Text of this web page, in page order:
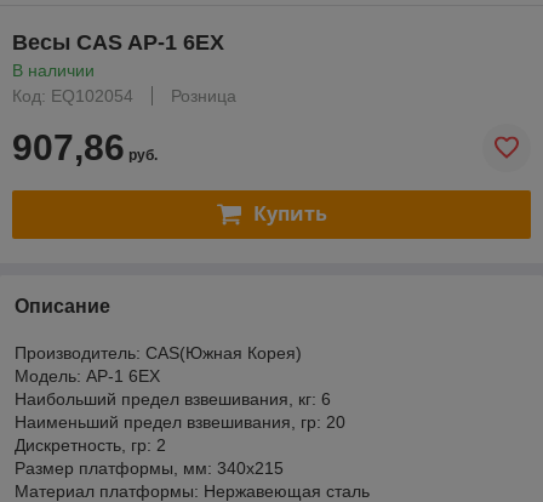
Весы CAS AP-1 6ЕХ
В наличии
Код: EQ102054
Розница
907,86 руб.
Купить
Описание
Производитель: CAS(Южная Корея)
Модель: AP-1 6EX
Наибольший предел взвешивания, кг: 6
Наименьший предел взвешивания, гр: 20
Дискретность, гр: 2
Размер платформы, мм: 340х215
Материал платформы: Нержавеющая сталь